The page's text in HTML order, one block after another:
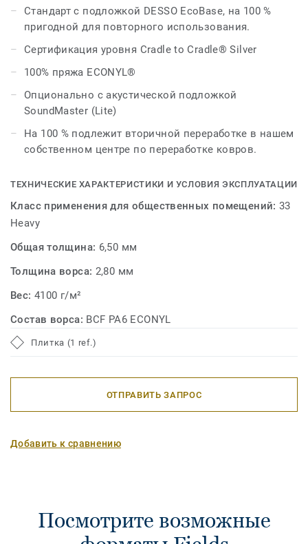
эстетики.
Продолжая расширять ассортимент, Fields можно
идеально сочетать с коллекцией DESSO Linon,
объединяя различные текстуры для создания
гамму до 55.
Эта коллекция является частью нашего замкнутого
цикла
Стандарт с подложкой DESSO EcoBase, на 100 %
пригодной для повторного использования.
Сертификация уровня Cradle to Cradle® Silver
100% пряжа ECONYL®
Опционально с акустической подложкой
SoundMaster (Lite)
На 100 % подлежит вторичной переработке в нашем
собственном центре по переработке ковров.
ТЕХНИЧЕСКИЕ ХАРАКТЕРИСТИКИ И УСЛОВИЯ ЭКСПЛУАТАЦИИ
Класс применения для общественных помещений:33
Heavy
Общая толщина: 6,50 мм
Толщина ворса: 2,80 мм
Вес: 4100 г/м²
Состав ворса: BCF PA6 ECONYL
Плитка (1 ref.)
ОТПРАВИТЬ ЗАПРОС
Добавить к сравнению
Посмотрите возможные